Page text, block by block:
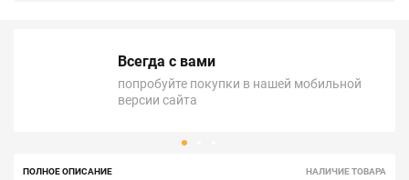
Всегда с вами
попробуйте покупки в нашей мобильной
версии сайта
ПОЛНОЕ ОПИСАНИЕ НАЛИЧИЕ ТОВАРА